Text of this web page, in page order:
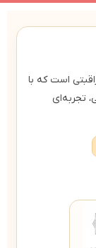
است که با
تجربه‌ای